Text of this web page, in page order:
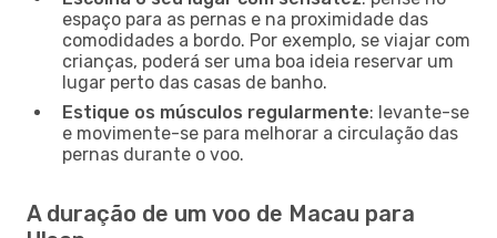
espaço para as pernas e na proximidade das
comodidades a bordo. Por exemplo, se viajar com
crianças, poderá ser uma boa ideia reservar um
lugar perto das casas de banho.
Estique os músculos regularmente: levante-se
e movimente-se para melhorar a circulação das
pernas durante o voo.
A duração de um voo de Macau para